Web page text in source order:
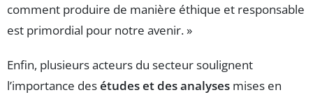
comment produire de manière éthique et responsable
est primordial pour notre avenir. »
Enfin, plusieurs acteurs du secteur soulignent
l’importance desétudes et des analyses mises en